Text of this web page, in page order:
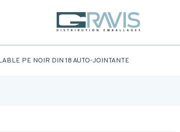
PE NOIR DIN 18 AUTO-JOINTANTE